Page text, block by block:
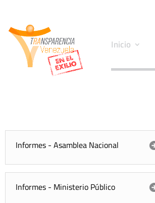
Inicio
Informes - Asamblea Nacional
Informes - Ministerio Público